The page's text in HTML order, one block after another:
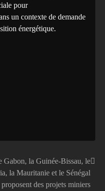
pour
un contexte de demande
énergétique.
Gabon, la Guinée-Bissau, le
la Mauritanie et le Sénégal
proposent des projets miniers